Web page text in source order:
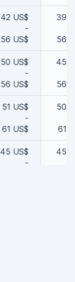
42 US$
-
56 US$
39
56
50 US$
-
56 US$
45
56
51 US$
-
61 US$
50
61
45 US$
-
45